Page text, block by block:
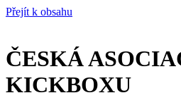
Přejít k obsahu
ČESKÁ
KICKBOXU